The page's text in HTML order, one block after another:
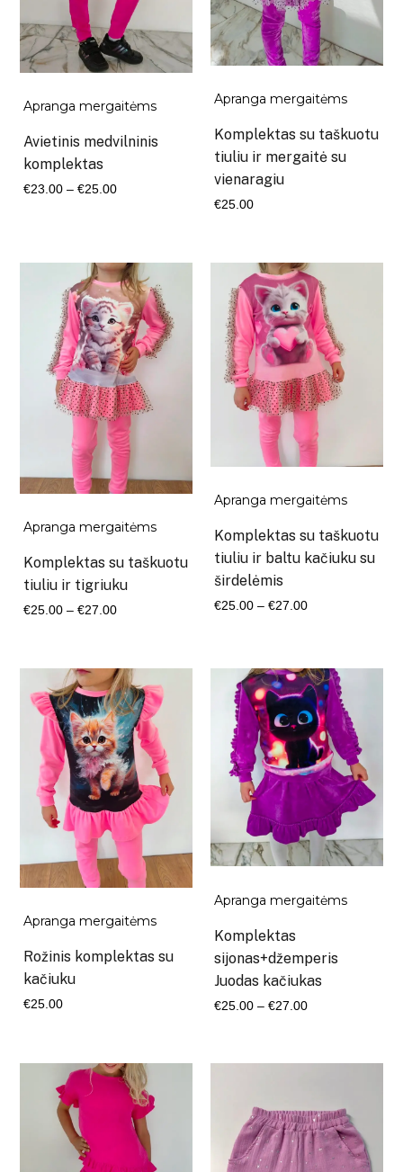
Apranga mergaitėms
Avietinis medvilninis
komplektas
€23.00 – €25.00Kaina
€25.00
Apranga mergaitėms
Komplektas su taškuotu
tiuliu ir mergaitė su
vienaragiu
€25.00
Apranga mergaitėms
Komplektas su taškuotu
tiuliu ir tigriuku
€25.00 – €27.00Kaina
through
€27.00
Apranga mergaitėms
Komplektas su taškuotu
tiuliu ir baltu kačiuku su
širdelėmis
€25.00 – €27.00Kaina
through
€27.00
Apranga mergaitėms
Rožinis komplektas su
kačiuku
€25.00
Apranga mergaitėms
Komplektas
sijonas+džemperis
Juodas kačiukas
€25.00 – €27.00Kaina